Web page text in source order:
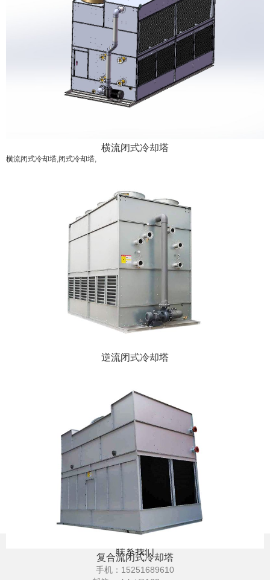
横流闭式冷却塔
横流闭式冷却塔,闭式冷却塔,
逆流闭式冷却塔
复合流闭式冷却塔
联系我们
手机： 15251689610